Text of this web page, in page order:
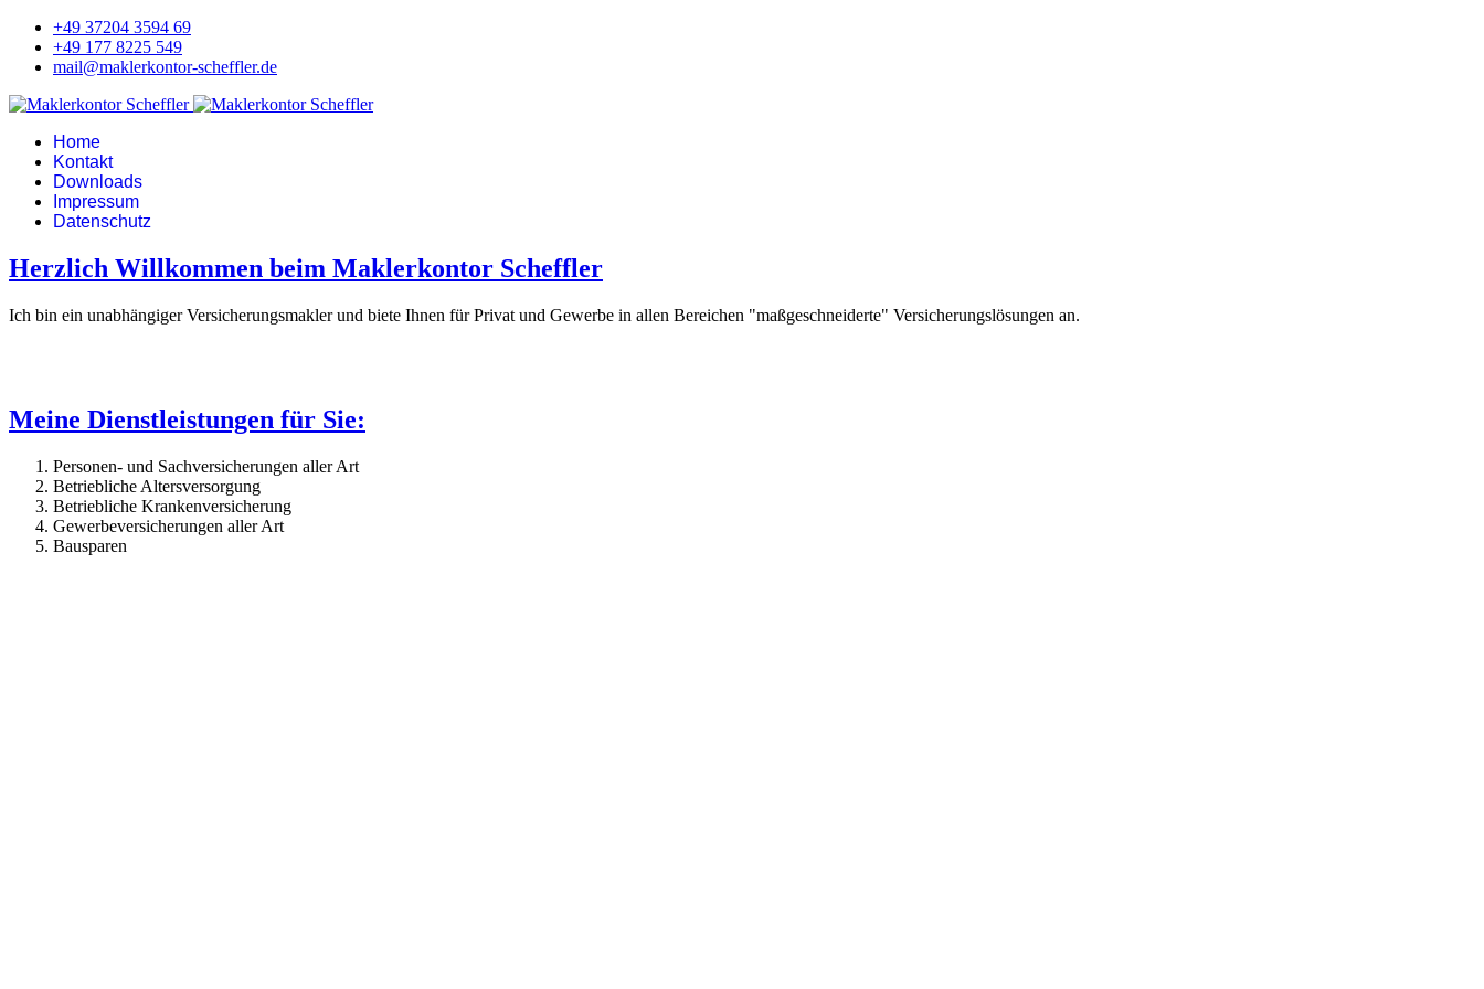
+49 37204 3594 69
+49 177 8225 549
mail@maklerkontor-scheffler.de
Home
Kontakt
Downloads
Impressum
Datenschutz
Herzlich Willkommen beim Maklerkontor Scheffler
Ich bin ein unabhängiger Versicherungsmakler und biete Ihnen für Privat und Gewerbe in allen Bereichen "maßgeschneiderte" Versicherungslösungen an.
Meine Dienstleistungen für Sie:
Personen- und Sachversicherungen aller Art
Betriebliche Altersversorgung
Betriebliche Krankenversicherung
Gewerbeversicherungen aller Art
Bausparen